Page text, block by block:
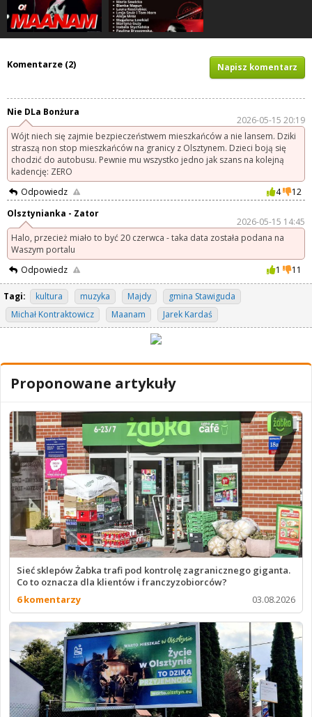
Komentarze (2) Napisz komentarz
Nie DLa Bonżura
2026-05-15 20:19
Wójt niech się zajmie bezpieczeństwem mieszkańców a nie lansem. Dziki
straszą non stop mieszkańców na granicy z Olsztynem. Dzieci boją się
chodzić do autobusu. Pewnie mu wszystko jedno jak szans na kolejną
kadencję: ZERO
Odpowiedz
4
12
Olsztynianka - Zator
2026-05-15 14:45
Halo, przecież miało to być 20 czerwca - taka data została podana na
Waszym portalu
Odpowiedz
1 11
Tagi: kultura muzyka Majdy
gmina Stawiguda
Michał Kontraktowicz
Maanam Jarek Kardaś
Proponowane artykuły
Sieć sklepów Żabka trafi pod kontrolę zagranicznego giganta.
Co to oznacza dla klientów i franczyzobiorców?
6 komentarzy
03.08.2026